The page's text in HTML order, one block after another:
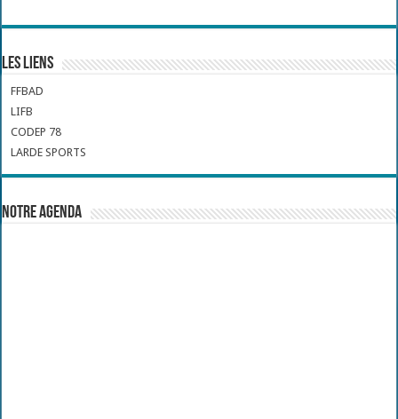
Les liens
FFBAD
LIFB
CODEP 78
LARDE SPORTS
Notre Agenda